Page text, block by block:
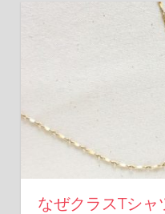
なぜクラスTシャ